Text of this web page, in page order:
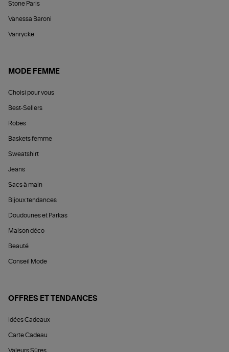
Stone Paris
Vanessa Baroni
Vanrycke
MODE FEMME
Choisi pour vous
Best-Sellers
Robes
Baskets femme
Sweatshirt
Jeans
Sacs à main
Bijoux tendances
Doudounes et Parkas
Maison déco
Beauté
Conseil Mode
OFFRES ET TENDANCES
Idées Cadeaux
Carte Cadeau
Valeurs Sûres